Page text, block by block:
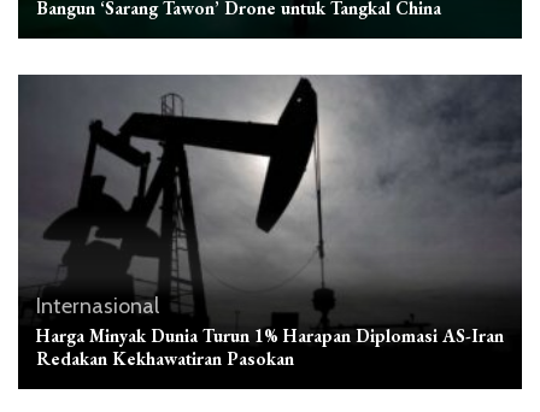
Bangun ‘Sarang Tawon’ Drone untuk Tangkal China
Internasional
Harga Minyak Dunia Turun 1% Harapan Diplomasi AS-Iran
Redakan Kekhawatiran Pasokan